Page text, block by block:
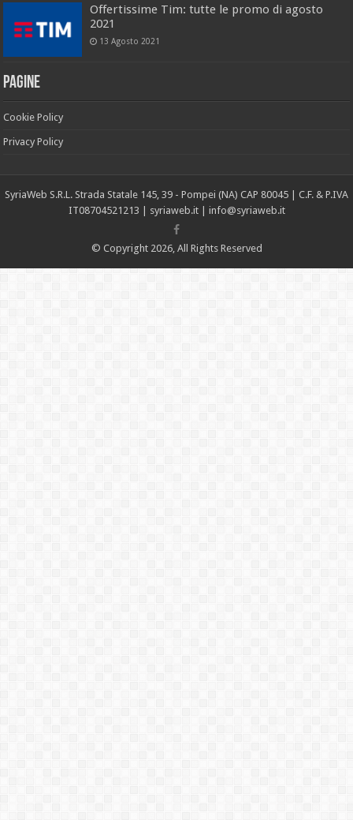
Offertissime Tim: tutte le promo di agosto
2021
13 Agosto 2021
Pagine
Cookie Policy
Privacy Policy
SyriaWeb S.R.L. Strada Statale 145, 39 - Pompei (NA) CAP 80045 | C.F. & P.IVA
IT08704521213 | syriaweb.it | info@syriaweb.it
© Copyright 2026, All Rights Reserved